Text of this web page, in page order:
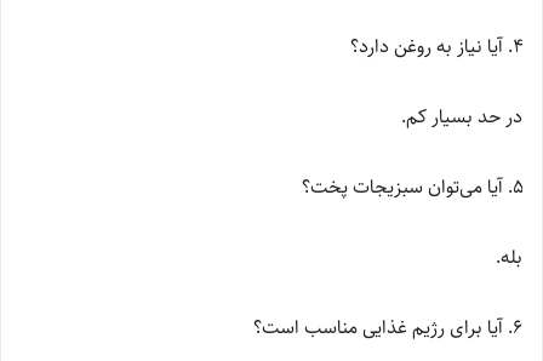
آیا نیاز به روغن دارد؟
در حد بسیار کم.
آیا می‌توان سبزیجات پخت؟
بله.
آیا برای رژیم غذایی مناسب است؟